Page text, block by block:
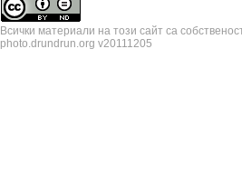
Всички материали на този сайт са
photo.drundrun.org v20111205